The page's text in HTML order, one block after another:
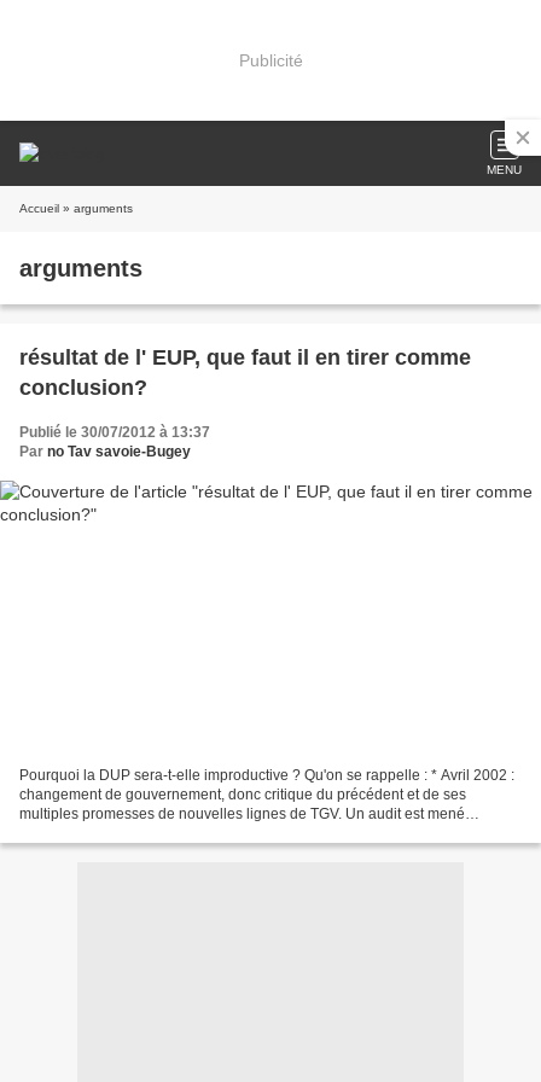
Publicité
MENU
Accueil » arguments
arguments
résultat de l' EUP, que faut il en tirer comme
conclusion?
Publié le 30/07/2012 à 13:37
Par no Tav savoie-Bugey
Pourquoi la DUP sera-t-elle improductive ? Qu'on se rappelle : * Avril 2002 :
changement de gouvernement, donc critique du précédent et de ses
multiples promesses de nouvelles lignes de TGV. Un audit est mené